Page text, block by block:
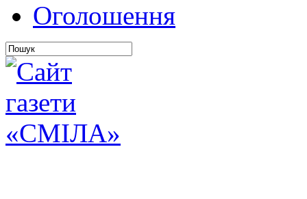
Оголошення